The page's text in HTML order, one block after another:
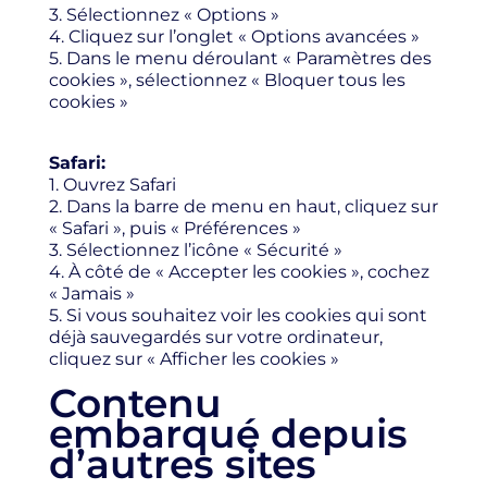
3. Sélectionnez « Options »
4. Cliquez sur l’onglet « Options avancées »
5. Dans le menu déroulant « Paramètres des
cookies », sélectionnez « Bloquer tous les
cookies »
Safari:
1. Ouvrez Safari
2. Dans la barre de menu en haut, cliquez sur
« Safari », puis « Préférences »
3. Sélectionnez l’icône « Sécurité »
4. À côté de « Accepter les cookies », cochez
« Jamais »
5. Si vous souhaitez voir les cookies qui sont
déjà sauvegardés sur votre ordinateur,
cliquez sur « Afficher les cookies »
Contenu
embarqué depuis
d’autres sites